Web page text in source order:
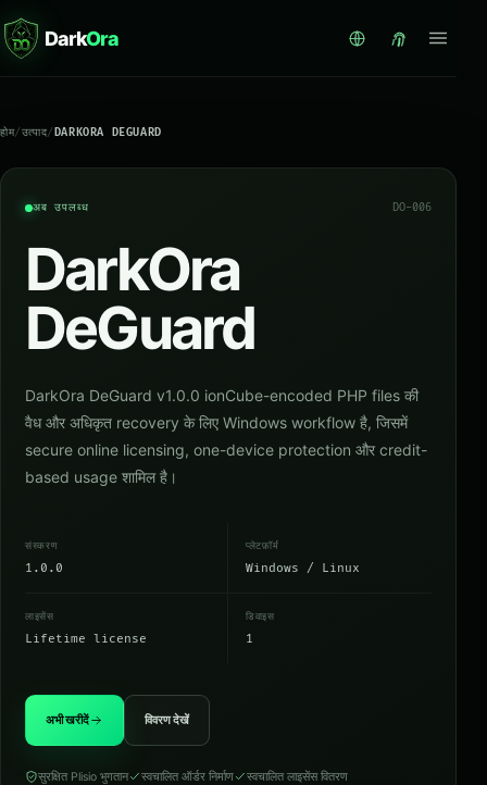
DarkOra
होम/उत्पाद/ DARKORA DEGUARD
अब उपलब्ध DO-006
DarkOra
DeGuard
DarkOra DeGuard v1.0.0 ionCube-encoded PHP files की
वैध और अधिकृत recovery के लिए Windows workflow है, जिसमें
secure online licensing, one-device protection और credit-
based usage शामिल है।
संस्करण
1.0.0
प्लेटफ़ॉर्म
Windows / Linux
लाइसेंस
Lifetime license
डिवाइस
1
अभी खरीदें विवरण देखें
सुरक्षित Plisio भुगतान स्वचालित ऑर्डर निर्माण स्वचालित लाइसेंस वितरण